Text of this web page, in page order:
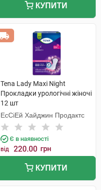
КУПИТИ
Tena Lady Maxi Night
Прокладки урологічні жіночі
12 шт
ЕсСіЕй Хайджин Продактс
Є в наявності
від 220.00 грн
КУПИТИ